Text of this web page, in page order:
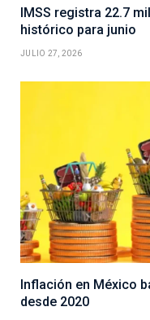
IMSS registra 22.7
histórico para junio
JULIO 27, 2026
Inflación en México
desde 2020